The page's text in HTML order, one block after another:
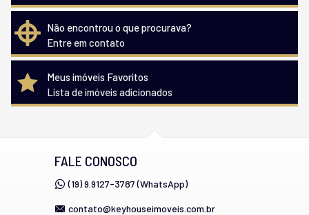
Não encontrou o que procurava?
Entre em contato
Meus imóveis Favoritos
Lista de imóveis adicionados
FALE CONOSCO
(19) 9.9127-3787 (WhatsApp)
contato@keyhouseimoveis.com.br